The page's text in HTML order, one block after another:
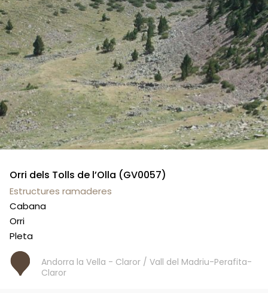
Orri dels Tolls de l’Olla (GV0057)
Estructures ramaderes
Cabana
Orri
Pleta
Andorra la Vella - Claror / Vall del Madriu-Perafita-
Claror